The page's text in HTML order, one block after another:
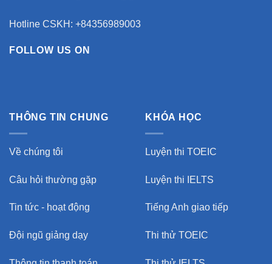
Hotline CSKH: +84356989003
FOLLOW US ON
THÔNG TIN CHUNG
Về chúng tôi
Câu hỏi thường gặp
Tin tức - hoạt động
Đội ngũ giảng dạy
KHÓA HỌC
Luyện thi TOEIC
Luyện thi IELTS
Tiếng Anh giao tiếp
Thi thử TOEIC